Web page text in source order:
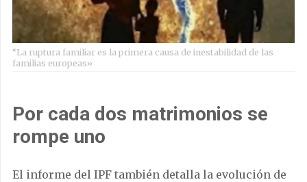
“La ruptura familiar es la primera causa de inestabilidad de las
familias europeas»
Por cada dos matrimonios se
rompe uno
El informe del IPF también detalla la evolución de